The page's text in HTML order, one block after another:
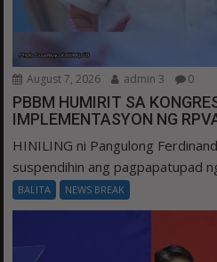
August 7, 2026 admin 3 0
PBBM HUMIRIT SA
IMPLEMENTASYON NG
HINILING ni Pangulong
suspendihin ang pagpapatupad
BALITA NEWS BREAK